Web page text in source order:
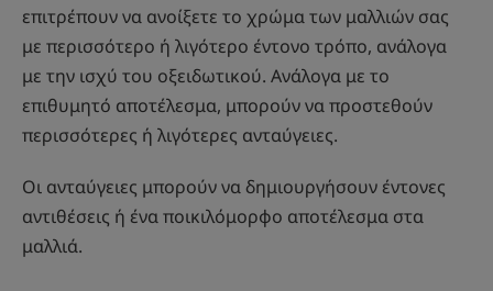
επιτρέπουν να ανοίξετε το χρώμα των μαλλιών σας
με περισσότερο ή λιγότερο έντονο τρόπο, ανάλογα
με την ισχύ του οξειδωτικού. Ανάλογα με το
επιθυμητό αποτέλεσμα, μπορούν να προστεθούν
περισσότερες ή λιγότερες ανταύγειες.
Οι ανταύγειες μπορούν να δημιουργήσουν έντονες
αντιθέσεις ή ένα ποικιλόμορφο αποτέλεσμα στα
μαλλιά.